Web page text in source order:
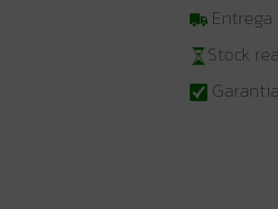
Stock